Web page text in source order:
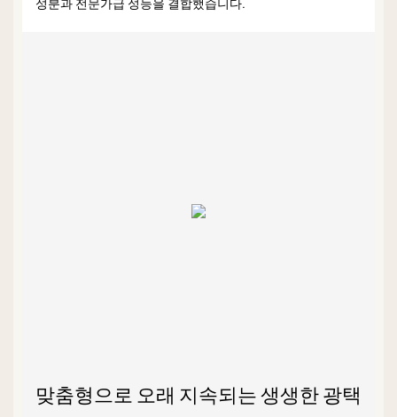
맞춤형으로 오래 지속되는 생생한 광택